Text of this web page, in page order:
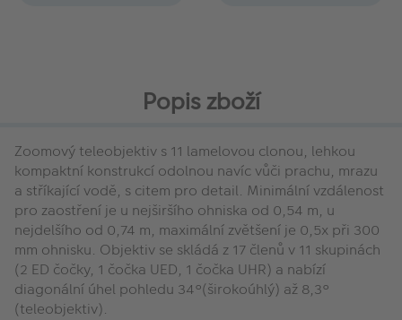
Popis zboží
Zoomový teleobjektiv s 11 lamelovou clonou, lehkou
kompaktní konstrukcí odolnou navíc vůči prachu, mrazu
a stříkající vodě, s citem pro detail. Minimální vzdálenost
pro zaostření je u nejširšího ohniska od 0,54 m, u
nejdelšího od 0,74 m, maximální zvětšení je 0,5x při 300
mm ohnisku. Objektiv se skládá z 17 členů v 11 skupinách
(2 ED čočky, 1 čočka UED, 1 čočka UHR) a nabízí
diagonální úhel pohledu 34°(širokoúhlý) až 8,3°
(teleobjektiv).